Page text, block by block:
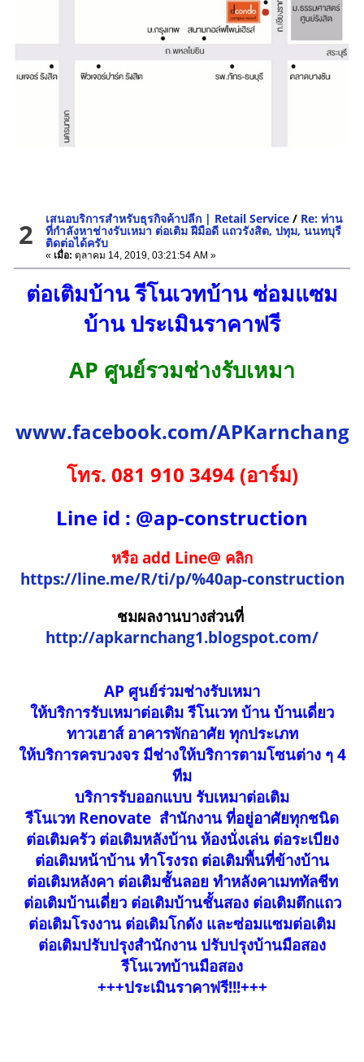
2 เสนอบริการสำหรับธุรกิจค้าปลีก | Retail Service / Re: ท่าน
ที่กำลังหาช่างรับเหมา ต่อเติม ฝีมือดี แถวรังสิต, ปทุม, นนทบุรี
ติดต่อได้ครับ
« เมื่อ: ตุลาคม 14, 2019, 03:21:54 AM »
ต่อเติมบ้าน รีโนเวทบ้าน ซ่อมแซม
บ้าน ประเมินราคาฟรี
AP ศูนย์รวมช่างรับเหมา
www.facebook.com/APKarnchang
โทร. 081 910 3494 (อาร์ม)
Line id : @ap-construction
หรือ add Line@ คลิก
https://line.me/R/ti/p/%40ap-construction
ชมผลงานบางส่วนที่
http://apkarnchang1.blogspot.com/
AP ศูนย์ร่วมช่างรับเหมา
ให้บริการรับเหมาต่อเติม รีโนเวท บ้าน บ้านเดี่ยว
ทาวเฮาส์ อาคารพักอาศัย ทุกประเภท
ให้บริการครบวงจร มีช่างให้บริการตามโซนต่าง ๆ 4
ทีม
บริการรับออกแบบ รับเหมาต่อเติม
รีโนเวท Renovate สำนักงาน ที่อยู่อาศัยทุกชนิด
ต่อเติมครัว ต่อเติมหลังบ้าน ห้องนั่งเล่น ต่อระเบียง
ต่อเติมหน้าบ้าน ทำโรงรถ ต่อเติมพื้นที่ข้างบ้าน
ต่อเติมหลังคา ต่อเติมชั้นลอย ทำหลังคาเมททัลชีท
ต่อเติมบ้านเดี่ยว ต่อเติมบ้านชั้นสอง ต่อเติมตึกแถว
ต่อเติมโรงงาน ต่อเติมโกดัง และซ่อมแซมต่อเติม
ต่อเติมปรับปรุงสำนักงาน ปรับปรุงบ้านมือสอง
รีโนเวทบ้านมือสอง
+++ประเมินราคาฟรี!!!+++